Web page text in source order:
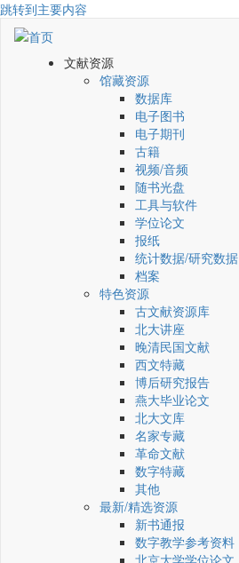
跳转到主要内容
文献资源
馆藏资源
数据库
电子图书
电子期刊
古籍
视频/音频
随书光盘
工具与软件
学位论文
报纸
统计数据/研究数据
档案
特色资源
古文献资源库
北大讲座
晚清民国文献
西文特藏
博后研究报告
燕大毕业论文
北大文库
名家专藏
革命文献
数字特藏
其他
最新/精选资源
新书通报
数字教学参考资料